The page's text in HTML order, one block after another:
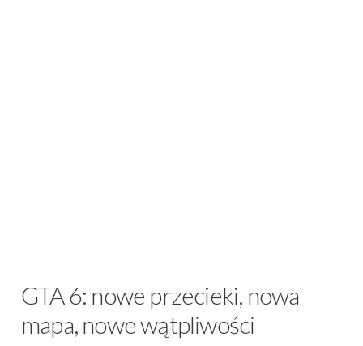
GTA 6: nowe przecieki, nowa
mapa, nowe wątpliwości